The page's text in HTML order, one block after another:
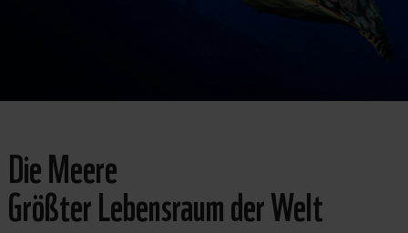
Die Meere
Größter Lebensraum der Welt